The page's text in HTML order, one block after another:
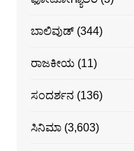
ಬಾಲಿವುಡ್(344)
ರಾಜಕೀಯ(11)
ಸಂದರ್ಶನ (136)
ಸಿನಿಮಾ(3,603)